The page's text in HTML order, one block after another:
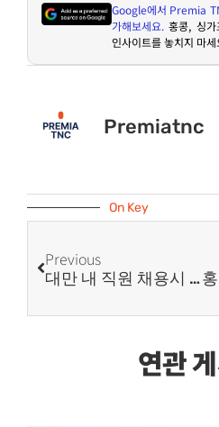
Google에서 Premia
가해보세요. 홍콩, 싱가
인사이트를 놓치지 마세
Premiatnc
On Key
Previous
대만 내 직원 채용시 신고사항 (New 2026)
연관